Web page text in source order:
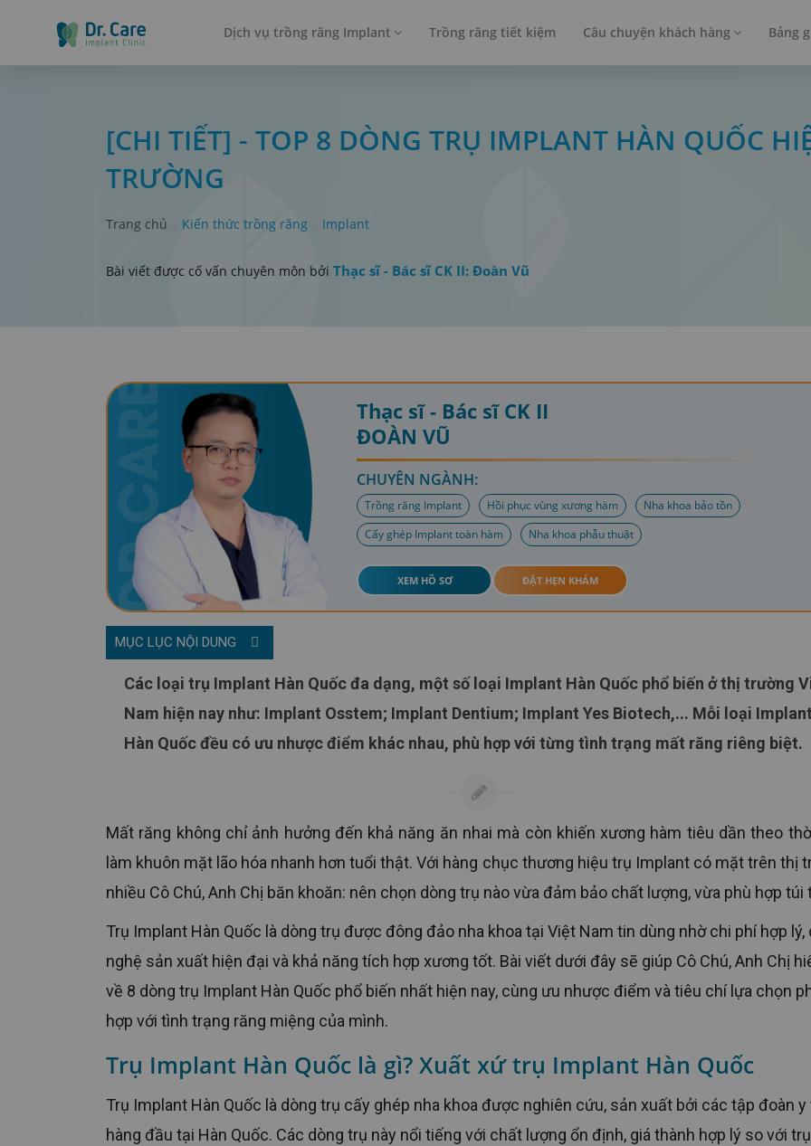
Dịch vụ trồng răng Implant Trồng răng tiết kiệm Câu chuyện khách hàng Bảng
[CHI TIẾT] - TOP 8 DÒNG TRỤ IMPLANT HÀN QUỐC
TRƯỜNG
Trang chủ Kiến thức trồng răng Implant
Bài viết được cố vấn chuyên môn bởi Thạc sĩ - Bác sĩ CK II: Đoàn Vũ
Thạc sĩ - Bác sĩ CK II
ĐOÀN VŨ
CHUYÊN NGÀNH:
Trồng răng Implant Hồi phục vùng xương hàm
Nha khoa bảo tồn
Cấy ghép Implant toàn hàm
Nha khoa phẫu thuật
XEM HỒ SƠ ĐẶT HẸN KHÁM
MỤC LỤC NỘI DUNG
Các loại trụ Implant Hàn Quốc đa dạng, một số loại Implant Hàn Quốc phổ biến ở thị trường Việt
Nam hiện nay như: Implant Osstem; Implant Dentium; Implant Yes Biotech,... Mỗi loại
Hàn Quốc đều có ưu nhược điểm khác nhau, phù hợp với từng tình trạng mất răng riêng biệt.
Mất răng không chỉ ảnh hưởng đến khả năng ăn nhai mà còn khiến xương hàm tiêu dần theo thời gian,
làm khuôn mặt lão hóa nhanh hơn tuổi thật. Với hàng chục thương hiệu trụ Implant có mặt trên thị
nhiều Cô Chú, Anh Chị băn khoăn: nên chọn dòng trụ nào vừa đảm bảo chất lượng, vừa phù hợp túi
Trụ Implant Hàn Quốc là dòng trụ được đông đảo nha khoa tại Việt Nam tin dùng nhờ chi phí hợp lý, công
nghệ sản xuất hiện đại và khả năng tích hợp xương tốt. Bài viết dưới đây sẽ giúp Cô Chú, Anh Chị
về 8 dòng trụ Implant Hàn Quốc phổ biến nhất hiện nay, cùng ưu nhược điểm và tiêu chí lựa chọn
hợp với tình trạng răng miệng của mình.
Trụ Implant Hàn Quốc là gì? Xuất xứ trụ Implant Hàn Quốc
Trụ Implant Hàn Quốc là dòng trụ cấy ghép nha khoa được nghiên cứu, sản xuất bởi các tập đoàn y tế
hàng đầu tại Hàn Quốc. Các dòng trụ này nổi tiếng với chất lượng ổn định, giá thành hợp lý so với trụ